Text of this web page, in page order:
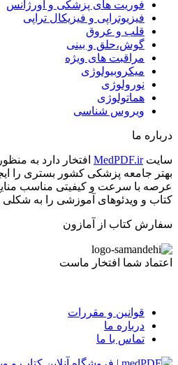
فوریت های پزشکی و اورژانس
فیزیوتراپی و فیزیکال تراپی
قلب و عروق
گوش،حلق و بینی
مراقبت های ویژه
میکروبیولوژی
نورولوژی
هماتولوژی
ویروس شناسی
درباره ما
سایتMedPDF.ir افتخار دارد به
بهتر جامعه پزشکی کشور بستری را
عرصه با سرعت و کیفیتی مناسب
کتاب و ویدئوهای آموزشی را به شکلی
سفارش کتاب از آمازون
اعتماد شما افتخار ماست
قوانین و مقررات
درباره ما
تماس با ما